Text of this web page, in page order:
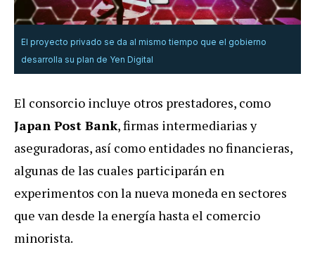
El proyecto privado se da al mismo tiempo que el gobierno
desarrolla su plan de Yen Digital
El consorcio incluye otros prestadores, como
Japan Post Bank, firmas intermediarias y
aseguradoras, así como entidades no financieras,
algunas de las cuales participarán en
experimentos con la nueva moneda en sectores
que van desde la energía hasta el comercio
minorista.